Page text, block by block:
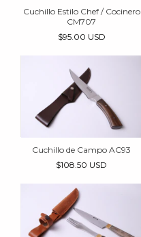
Cuchillo Estilo Chef / Cocinero
CM707
$95.00 USD
Cuchillo de Campo AC93
$108.50 USD